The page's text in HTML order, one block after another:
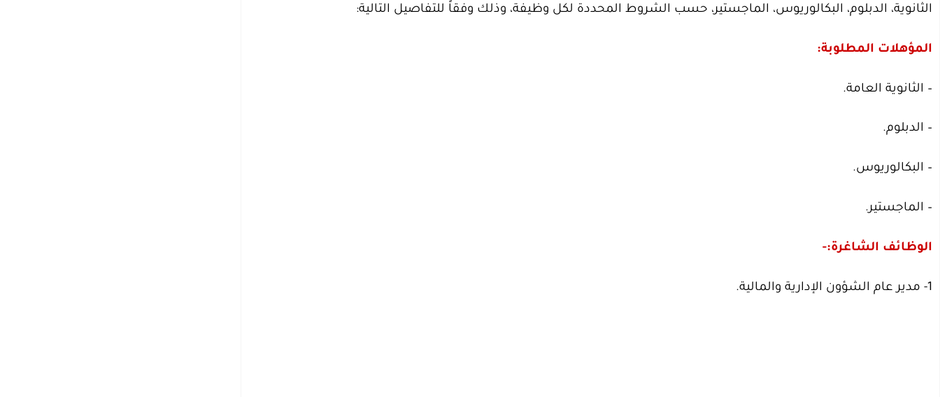
الثانوية، الدبلوم، البكالوريوس، الماجستير، حسب الشروط المحددة لكل وظيفة، وذلك وفقاً للتفاصيل التالية:
المؤهلات المطلوبة:
– الثانوية العامة.
– الدبلوم.
– البكالوريوس.
– الماجستير.
الوظائف الشاغرة:-
1- مدير عام الشؤون الإدارية والمالية.